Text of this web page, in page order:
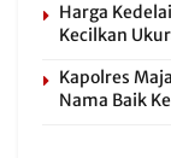
Harga
Kecilkan
Kapolres
Nama Baik